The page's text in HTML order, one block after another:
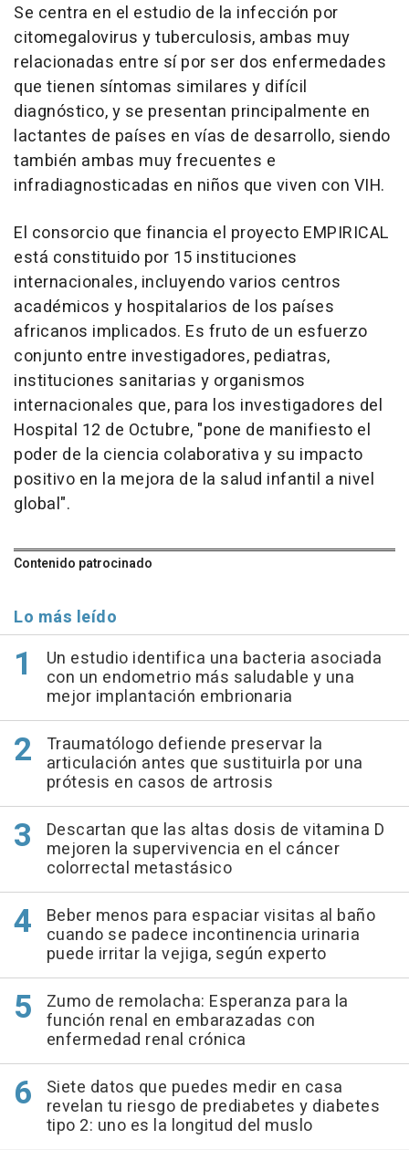
Se centra en el estudio de la infección por
citomegalovirus y tuberculosis, ambas muy
relacionadas entre sí por ser dos enfermedades
que tienen síntomas similares y difícil
diagnóstico, y se presentan principalmente en
lactantes de países en vías de desarrollo, siendo
también ambas muy frecuentes e
infradiagnosticadas en niños que viven con VIH.
El consorcio que financia el proyecto EMPIRICAL
está constituido por 15 instituciones
internacionales, incluyendo varios centros
académicos y hospitalarios de los países
africanos implicados. Es fruto de un esfuerzo
conjunto entre investigadores, pediatras,
instituciones sanitarias y organismos
internacionales que, para los investigadores del
Hospital 12 de Octubre, "pone de manifiesto el
poder de la ciencia colaborativa y su impacto
positivo en la mejora de la salud infantil a nivel
global".
Contenido patrocinado
Lo más leído
Un estudio identifica una bacteria asociada
con un endometrio más saludable y una
mejor implantación embrionaria
Traumatólogo defiende preservar la
articulación antes que sustituirla por una
prótesis en casos de artrosis
Descartan que las altas dosis de vitamina D
mejoren la supervivencia en el cáncer
colorrectal metastásico
Beber menos para espaciar visitas al baño
cuando se padece incontinencia urinaria
puede irritar la vejiga, según experto
Zumo de remolacha: Esperanza para la
función renal en embarazadas con
enfermedad renal crónica
Siete datos que puedes medir en casa
revelan tu riesgo de prediabetes y diabetes
tipo 2: uno es la longitud del muslo